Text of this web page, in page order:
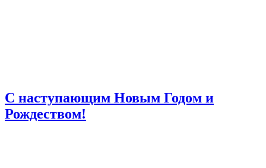
С наступающим Новым Годом и
Рождеством!